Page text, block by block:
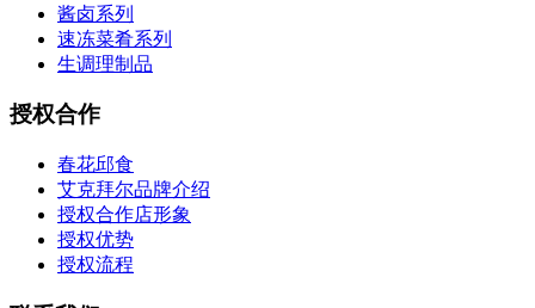
酱卤系列
速冻菜肴系列
生调理制品
授权合作
春花邱食
艾克拜尔品牌介绍
授权合作店形象
授权优势
授权流程